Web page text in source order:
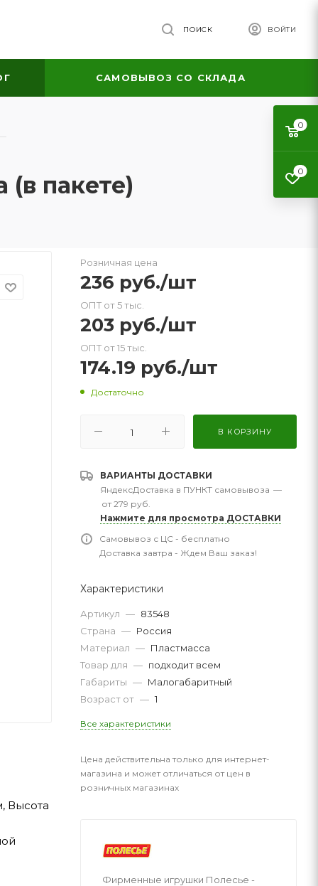
ВОЙТИ
ПОИСК
САМОВЫВОЗ СО СКЛАДА
пакете)
Высота
Розничная цена
236 руб./шт
ОПТ от 5 тыс.
203 руб./шт
ОПТ от 15 тыс.
174.19 руб./шт
Достаточно
В КОРЗИНУ
ВАРИАНТЫ ДОСТАВКИ
ЯндексДоставка в ПУНКТ самовывоза —
от 279 руб.
Нажмите для просмотра ДОСТАВКИ
Самовывоз с ЦС - бесплатно
Доставка завтра - Ждем Ваш заказ!
Характеристики
Артикул — 83548
Страна — Россия
Материал — Пластмасса
Товар для — подходит всем
Габариты — Малогабаритный
Возраст от — 1
Все характеристики
Цена действительна только для интернет-
магазина и может отличаться от цен в
розничных магазинах
Фирменные игрушки Полесье -
0
0